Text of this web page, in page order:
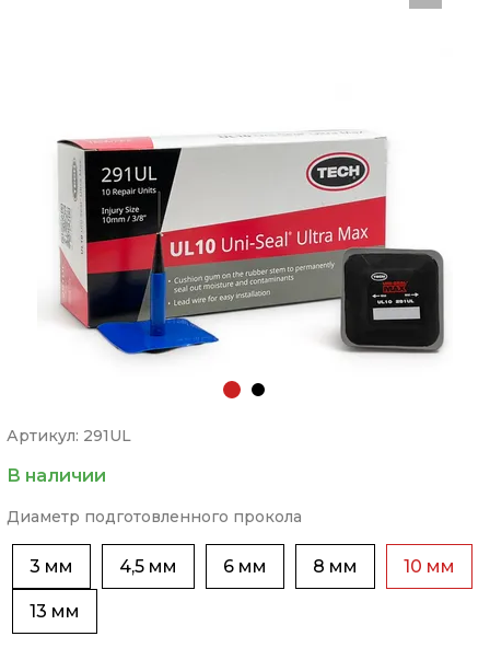
Артикул: 291UL
В наличии
Диаметр подготовленного прокола
3 мм 4,5 мм 6 мм 8 мм 10 мм
13 мм